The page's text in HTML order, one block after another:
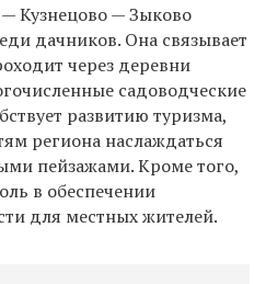
Кузнецово — Зыково
дачников. Она связывает
через деревни
садоводческие
развитию туризма,
региона наслаждаться
пейзажами. Кроме того,
в обеспечении
для местных жителей.